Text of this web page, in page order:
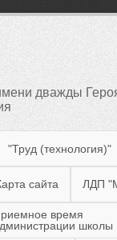
дважды
"Труд (технология)"
сайта ЛДП
время
школы